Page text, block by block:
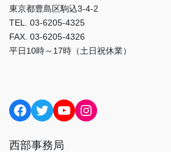
東京都豊島区駒込3-4-2
TEL. 03-6205-4325
FAX. 03-6205-4326
平日10時～17時（土日祝休業）
Facebook
TwitterYouTubeInstagram
西部事務局